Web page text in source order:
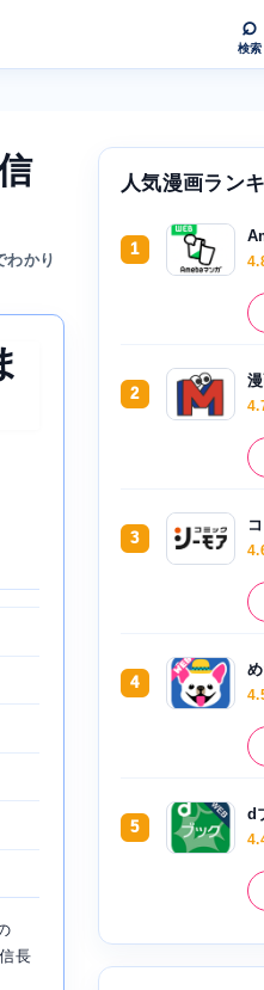
⌕
検索
わかり
長
人気漫画ラン
1
2
3
4
5
d